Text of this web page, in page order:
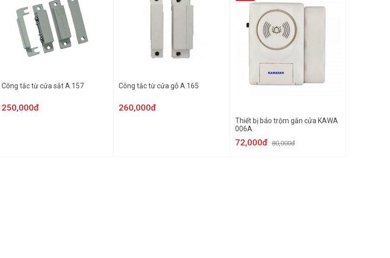
Công tắc từ cửa sắt A.157
250,000đ
Công tắc từ cửa gỗ A.165
260,000đ
Thiết bị báo trộm gắn cửa KAWA
006A
72,000đ 80,000đ